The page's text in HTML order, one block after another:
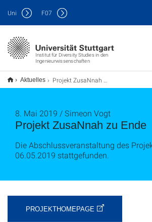
Institut für Diversity Studies in den
Ingenieurwissenschaften
Uni F07
Aktuelles Projekt ZusaNnah zu Ende
Projekt ZusaNnah zu Ende
8. Mai 2019 / Simeon Vogt
Die Abschlussveranstaltung des
06.05.2019 stattgefunden.
PROJEKTHOMEPAGE